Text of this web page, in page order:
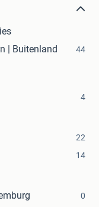
| Buitenland
44
4
22
14
0